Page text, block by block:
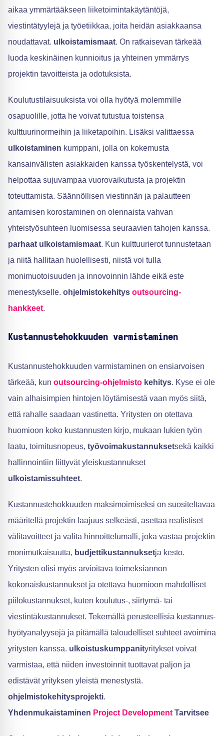
aikaa ymmärtääkseen liiketoimintakäytäntöjä,
viestintätyylejä ja työetiikkaa, joita heidän asiakkaansa
noudattavat. ulkoistamismaat. On ratkaisevan tärkeää
luoda keskinäinen kunnioitus ja yhteinen ymmärrys
projektin tavoitteista ja odotuksista.
Koulutustilaisuuksista voi olla hyötyä molemmille
osapuolille, jotta he voivat tutustua toistensa
kulttuurinormeihin ja liiketapoihin. Lisäksi valittaessa
ulkoistaminen kumppani, jolla on kokemusta
kansainvälisten asiakkaiden kanssa työskentelystä, voi
helpottaa sujuvampaa vuorovaikutusta ja projektin
toteuttamista. Säännöllisen viestinnän ja palautteen
antamisen korostaminen on olennaista vahvan
yhteistyösuhteen luomisessa seuraavien tahojen kanssa.
parhaat ulkoistamismaat. Kun kulttuurierot tunnustetaan
ja niitä hallitaan huolellisesti, niistä voi tulla
monimuotoisuuden ja innovoinnin lähde eikä este
menestykselle. ohjelmistokehitys outsourcing-
hankkeet.
Kustannustehokkuuden varmistaminen
Kustannustehokkuuden varmistaminen on ensiarvoisen
tärkeää, kun outsourcing-ohjelmisto kehitys. Kyse ei ole
vain alhaisimpien hintojen löytämisestä vaan myös siitä,
että rahalle saadaan vastinetta. Yritysten on otettava
huomioon koko kustannusten kirjo, mukaan lukien työn
laatu, toimitusnopeus, työvoimakustannuksetsekä kaikki
hallinnointiin liittyvät yleiskustannukset
ulkoistamissuhteet.
Kustannustehokkuuden maksimoimiseksi on suositeltavaa
määritellä projektin laajuus selkeästi, asettaa realistiset
välitavoitteet ja valita hinnoittelumalli, joka vastaa projektin
monimutkaisuutta, budjettikustannuksetja kesto.
Yritysten olisi myös arvioitava toimeksiannon
kokonaiskustannukset ja otettava huomioon mahdolliset
piilokustannukset, kuten koulutus-, siirtymä- tai
viestintäkustannukset. Tekemällä perusteellisia kustannus-
hyötyanalyysejä ja pitämällä taloudelliset suhteet avoimina
yritysten kanssa. ulkoistuskumppanityritykset voivat
varmistaa, että niiden investoinnit tuottavat paljon ja
edistävät yrityksen yleistä menestystä.
ohjelmistokehitysprojekti.
Yhdenmukaistaminen Project Development Tarvitsee